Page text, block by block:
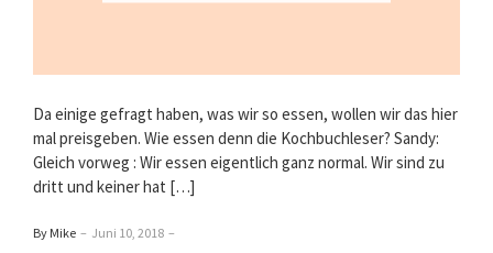
Da einige gefragt haben, was wir so essen, wollen wir das hier
mal preisgeben. Wie essen denn die Kochbuchleser? Sandy:
Gleich vorweg : Wir essen eigentlich ganz normal. Wir sind zu
dritt und keiner hat […]
By Mike – Juni 10, 2018 –